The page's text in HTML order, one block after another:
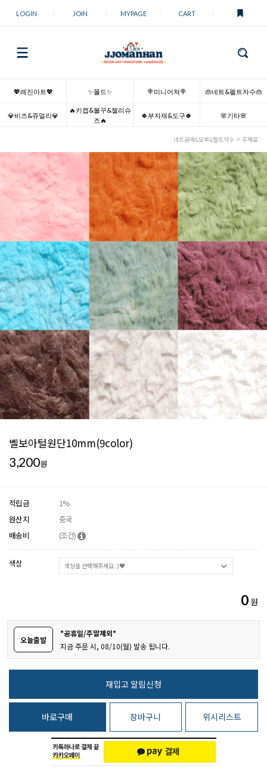
LOGIN JOIN MYPAGE CART
💖레진아트💖 ✨몰드✨ 🍭미니어쳐🍭 👜네트&펠트자수👜
💎비즈&쥬얼리💎
🔥키캡&볼꾸&젤리슈
즈🔥
🍀부자재&도구🍀 🌸기타🌸
네트공예&모루&펠트자수 주재료
벨보아털원단10mm(9color)
3,200원
적립금
1%
원산지
중국
배송비
(조건)
색상
0 원
오늘출발
*공휴일/주말제외*
지금 주문 시, 08/10(월) 발송 됩니다.
바로구매 장바구니 위시리스트